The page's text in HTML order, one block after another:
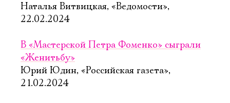
Наталья Витвицкая, «Ведомости»,
22.02.2024
В «Мастерской Петра Фоменко» сыграли
«Женитьбу»
Юрий Юдин, «Российская газета»,
21.02.2024